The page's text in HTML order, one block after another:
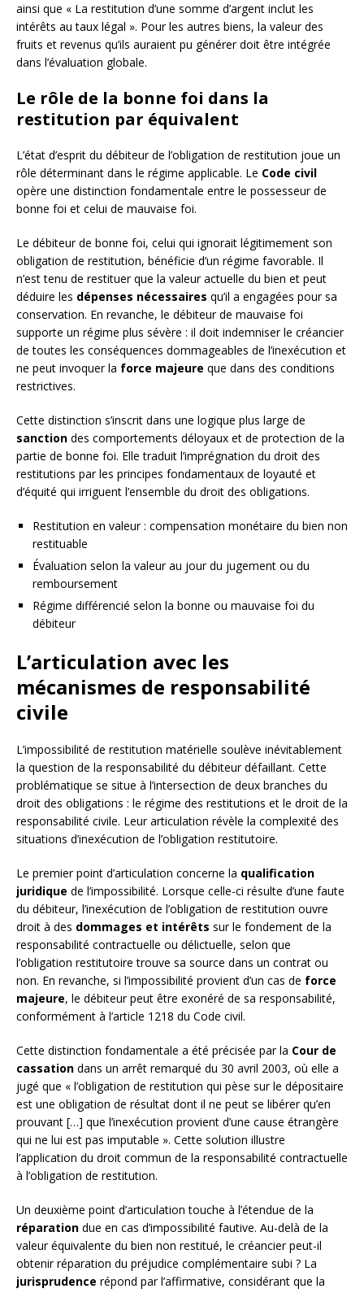
ainsi que « La restitution d’une somme d’argent inclut les
intérêts au taux légal ». Pour les autres biens, la valeur des
fruits et revenus qu’ils auraient pu générer doit être intégrée
dans l’évaluation globale.
Le rôle de la bonne foi dans la
restitution par équivalent
L’état d’esprit du débiteur de l’obligation de restitution joue un
rôle déterminant dans le régime applicable. Le Code civil
opère une distinction fondamentale entre le possesseur de
bonne foi et celui de mauvaise foi.
Le débiteur de bonne foi, celui qui ignorait légitimement son
obligation de restitution, bénéficie d’un régime favorable. Il
n’est tenu de restituer que la valeur actuelle du bien et peut
déduire les dépenses nécessaires qu’il a engagées pour sa
conservation. En revanche, le débiteur de mauvaise foi
supporte un régime plus sévère : il doit indemniser le créancier
de toutes les conséquences dommageables de l’inexécution et
ne peut invoquer la force majeure que dans des conditions
restrictives.
Cette distinction s’inscrit dans une logique plus large de
sanction des comportements déloyaux et de protection de la
partie de bonne foi. Elle traduit l’imprégnation du droit des
restitutions par les principes fondamentaux de loyauté et
d’équité qui irriguent l’ensemble du droit des obligations.
Restitution en valeur : compensation monétaire du bien non
restituable
Évaluation selon la valeur au jour du jugement ou du
remboursement
Régime différencié selon la bonne ou mauvaise foi du
débiteur
L’articulation avec les
mécanismes de responsabilité
civile
L’impossibilité de restitution matérielle soulève inévitablement
la question de la responsabilité du débiteur défaillant. Cette
problématique se situe à l’intersection de deux branches du
droit des obligations : le régime des restitutions et le droit de la
responsabilité civile. Leur articulation révèle la complexité des
situations d’inexécution de l’obligation restitutoire.
Le premier point d’articulation concerne la qualification
juridique de l’impossibilité. Lorsque celle-ci résulte d’une faute
du débiteur, l’inexécution de l’obligation de restitution ouvre
droit à des dommages et intérêts sur le fondement de la
responsabilité contractuelle ou délictuelle, selon que
l’obligation restitutoire trouve sa source dans un contrat ou
non. En revanche, si l’impossibilité provient d’un cas de force
majeure, le débiteur peut être exonéré de sa responsabilité,
conformément à l’article 1218 du Code civil.
Cette distinction fondamentale a été précisée par la Cour de
cassation dans un arrêt remarqué du 30 avril 2003, où elle a
jugé que « l’obligation de restitution qui pèse sur le dépositaire
est une obligation de résultat dont il ne peut se libérer qu’en
prouvant […] que l’inexécution provient d’une cause étrangère
qui ne lui est pas imputable ». Cette solution illustre
l’application du droit commun de la responsabilité contractuelle
à l’obligation de restitution.
Un deuxième point d’articulation touche à l’étendue de la
réparation due en cas d’impossibilité fautive. Au-delà de la
valeur équivalente du bien non restitué, le créancier peut-il
obtenir réparation du préjudice complémentaire subi ? La
jurisprudence répond par l’affirmative, considérant que la